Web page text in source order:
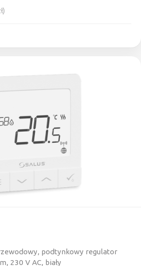
podtynkowy regulator
230 V AC, biały